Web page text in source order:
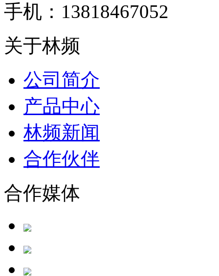
手机：13818467052
关于林频
公司简介
产品中心
林频新闻
合作伙伴
合作媒体